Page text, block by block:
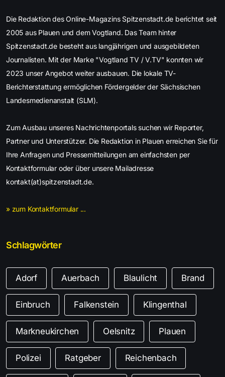
Die Redaktion des Online-Magazins Spitzenstadt.de berichtet seit
2005 aus Plauen und dem Vogtland. Das Team hinter
Spitzenstadt.de besteht aus langjährigen und ausgebildeten
Journalisten. Mit der Marke "Vogtland TV / V.TV" konnten wir
2023 unser Angebot weiter ausbauen. Die lokale TV-
Berichterstattung ermöglichen Fördergelder der Sächsischen
Landesmedienanstalt (SLM).
Zum Ausbau unseres Nachrichtenportals suchen wir Reporter,
Partner und Unterstützer. Die Redaktion in Plauen erreichen Sie für
Ihre Anfragen und Pressemitteilungen am einfachsten per
Kontaktformular oder über unsere Mailadresse
kontakt(at)spitzenstadt.de.
» zum Kontaktformular ...
Schlagwörter
Adorf Auerbach Blaulicht Brand
Einbruch Falkenstein Klingenthal
Markneukirchen Oelsnitz Plauen
Polizei Ratgeber Reichenbach